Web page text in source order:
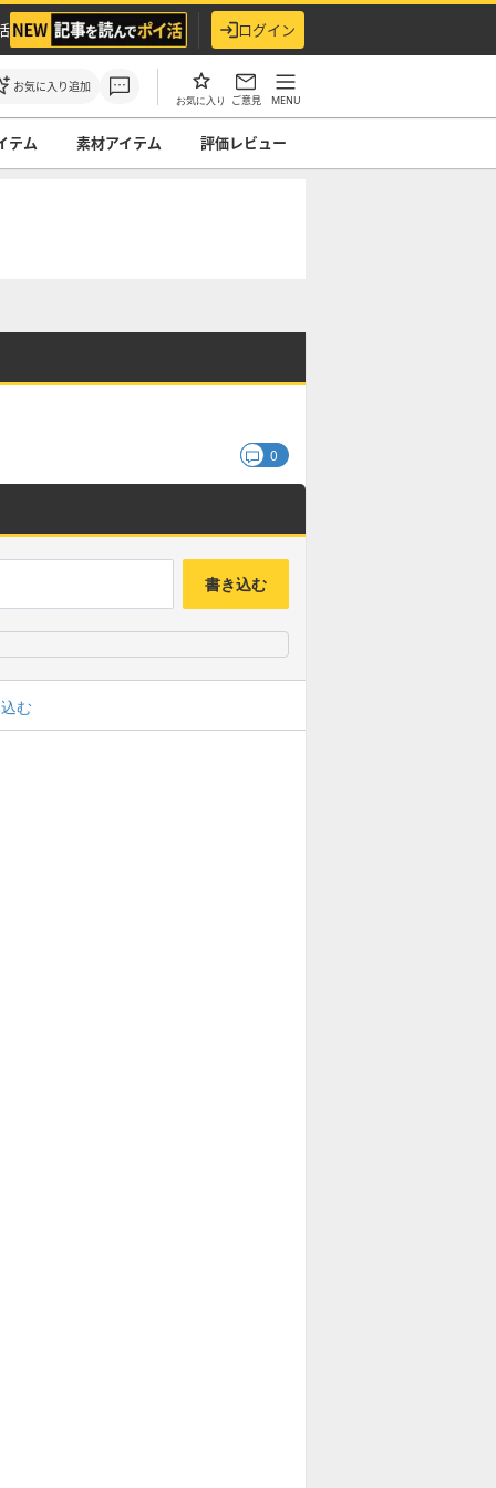
ログイン
お気に入り追加
お気に入り ご意見 MENU
テム 素材アイテム 評価レビュー
0
書き込む
む